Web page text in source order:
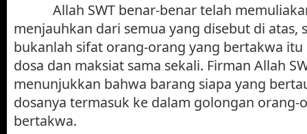
Allah SWT benar-benar telah
menjauhkan dari semua yang disebut di atas,
bukanlah sifat orang-orang yang bertakwa
dosa dan maksiat sama sekali. Firman Allah
menunjukkan bahwa barang siapa yang
dosanya termasuk ke dalam golongan orang-
bertakwa.